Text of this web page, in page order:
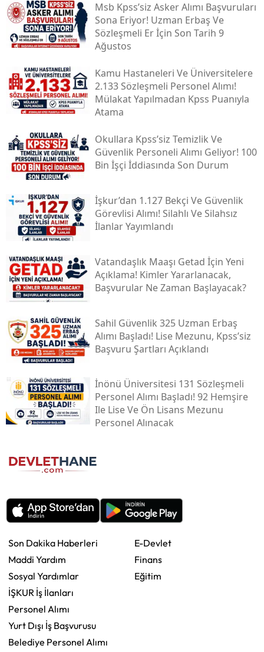
Msb Kpss’siz Asker Alımı Başvuruları
Sona Eriyor! Uzman Erbaş Ve
Sözleşmeli Er İçin Son Tarih 9
Ağustos
Kamu Hastaneleri Ve Üniversitelere
2.133 Sözleşmeli Personel Alımı!
Mülakat Yapılmadan Kpss Puanıyla
Atama
Okullara Kpss’siz Temizlik Ve
Güvenlik Personeli Alımı Geliyor! 100
Bin İşçi İddiasında Son Durum
İşkur’dan 1.127 Bekçi Ve Güvenlik
Görevlisi Alımı! Silahlı Ve Silahsız
İlanlar Yayımlandı
Vatandaşlık Maaşı Getad İçin Yeni
Açıklama! Kimler Yararlanacak,
Başvurular Ne Zaman Başlayacak?
Sahil Güvenlik 325 Uzman Erbaş
Alımı Başladı! Lise Mezunu, Kpss’siz
Başvuru Şartları Açıklandı
İnönü Üniversitesi 131 Sözleşmeli
Personel Alımı Başladı! 92 Hemşire
Ile Lise Ve Ön Lisans Mezunu
Personel Alınacak
Son Dakika Haberleri
Maddi Yardım
Sosyal Yardımlar
İŞKUR İş İlanları
Personel Alımı
Yurt Dışı İş Başvurusu
Belediye Personel Alımı
E-Devlet
Finans
Eğitim